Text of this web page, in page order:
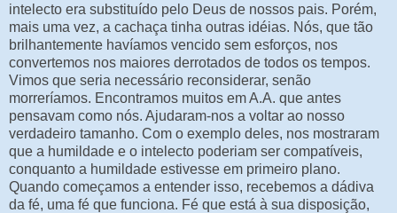
intelecto era substituído pelo Deus de nossos pais. Porém,
mais uma vez, a cachaça tinha outras idéias. Nós, que tão
brilhantemente havíamos vencido sem esforços, nos
convertemos nos maiores derrotados de todos os tempos.
Vimos que seria necessário reconsiderar, senão
morreríamos. Encontramos muitos em A.A. que antes
pensavam como nós. Ajudaram-nos a voltar ao nosso
verdadeiro tamanho. Com o exemplo deles, nos mostraram
que a humildade e o intelecto poderiam ser compatíveis,
conquanto a humildade estivesse em primeiro plano.
Quando começamos a entender isso, recebemos a dádiva
da fé, uma fé que funciona. Fé que está à sua disposição,